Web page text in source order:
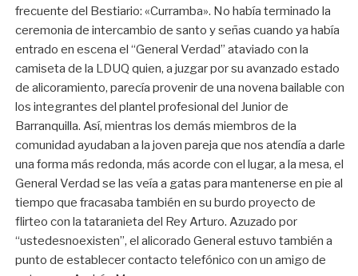
frecuente del Bestiario: «Curramba». No había terminado la
ceremonia de intercambio de santo y señas cuando ya había
entrado en escena el “General Verdad” ataviado con la
camiseta de la LDUQ quien, a juzgar por su avanzado estado
de alicoramiento, parecía provenir de una novena bailable con
los integrantes del plantel profesional del Junior de
Barranquilla. Así, mientras los demás miembros de la
comunidad ayudaban a la joven pareja que nos atendía a darle
una forma más redonda, más acorde con el lugar, a la mesa, el
General Verdad se las veía a gatas para mantenerse en pie al
tiempo que fracasaba también en su burdo proyecto de
flirteo con la tataranieta del Rey Arturo. Azuzado por
“ustedesnoexisten”, el alicorado General estuvo también a
punto de establecer contacto telefónico con un amigo de